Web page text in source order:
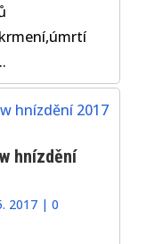
hnízdění
2017 |0